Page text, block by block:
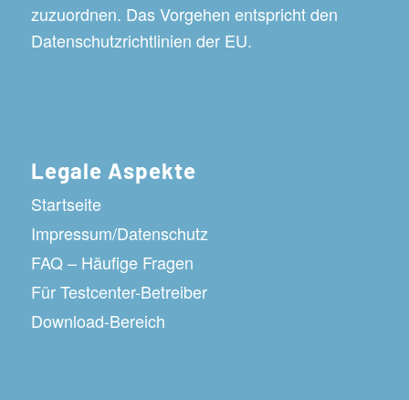
zuzuordnen. Das Vorgehen entspricht den
Datenschutzrichtlinien der EU.
Legale Aspekte
Startseite
Impressum/Datenschutz
FAQ – Häufige Fragen
Für Testcenter-Betreiber
Download-Bereich